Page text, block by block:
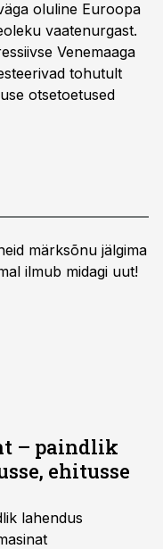
oluline Euroopa
vaatenurgast.
Venemaaga
tohutult
otsetoetused
märksõnu jälgima
ilmub midagi uut!
– paindlik
ehitusse
lahendus